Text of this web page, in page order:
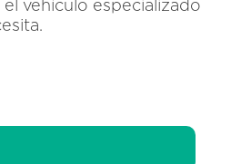
vehículo especializado